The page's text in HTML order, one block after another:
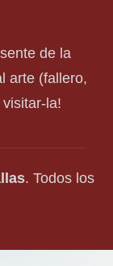
de la
arte (fallero,
la!
. Todos los